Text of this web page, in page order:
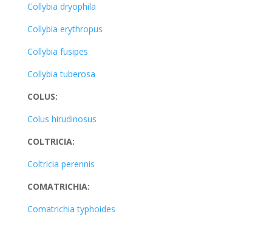
Collybia dryophila
Collybia erythropus
Collybia fusipes
Collybia tuberosa
COLUS:
Colus hirudinosus
COLTRICIA:
Coltricia perennis
COMATRICHIA:
Comatrichia typhoides